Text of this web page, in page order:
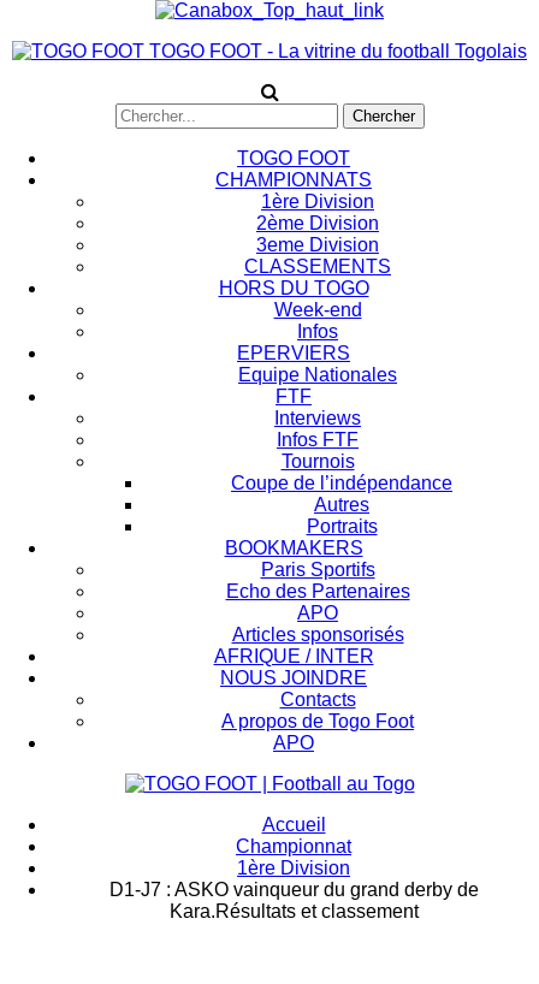
TOGO FOOT - La vitrine du football Togolais
TOGO FOOT
CHAMPIONNATS
1ère Division
2ème Division
3eme Division
CLASSEMENTS
HORS DU TOGO
Week-end
Infos
EPERVIERS
Equipe Nationales
FTF
Interviews
Infos FTF
Tournois
Coupe de l’indépendance
Autres
Portraits
BOOKMAKERS
Paris Sportifs
Echo des Partenaires
APO
Articles sponsorisés
AFRIQUE / INTER
NOUS JOINDRE
Contacts
A propos de Togo Foot
APO
Accueil
Championnat
1ère Division
D1-J7 : ASKO vainqueur du grand derby de
Kara.Résultats et classement